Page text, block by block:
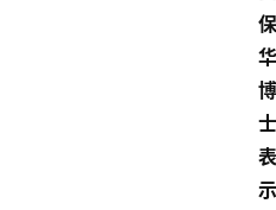
保
华
博
士
表
示